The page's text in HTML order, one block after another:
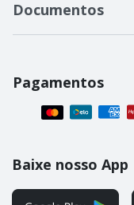
Documentos
Pagamentos
Baixe nosso App